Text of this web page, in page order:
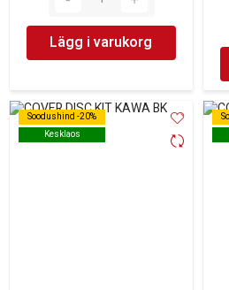
Lägg i varukorg
Soodushind -20%
Kesklaos
Soodushind -20%
Kesklaos